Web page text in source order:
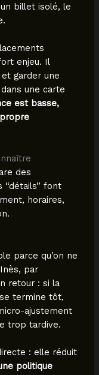
billet isolé, le
enjeu. Il
garder une
une carte
est basse,
des
“détails” font
horaires,
parce qu’on ne
par
retour : si la
termine tôt,
ajustement
trop tardive.
: elle réduit
politique